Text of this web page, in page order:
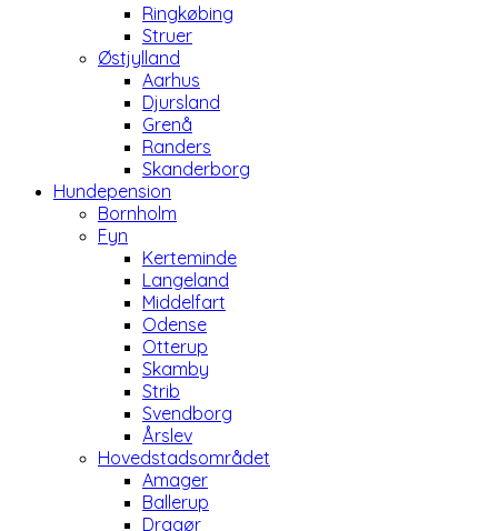
Ringkøbing
Struer
Østjylland
Aarhus
Djursland
Grenå
Randers
Skanderborg
Hundepension
Bornholm
Fyn
Kerteminde
Langeland
Middelfart
Odense
Otterup
Skamby
Strib
Svendborg
Årslev
Hovedstadsområdet
Amager
Ballerup
Dragør